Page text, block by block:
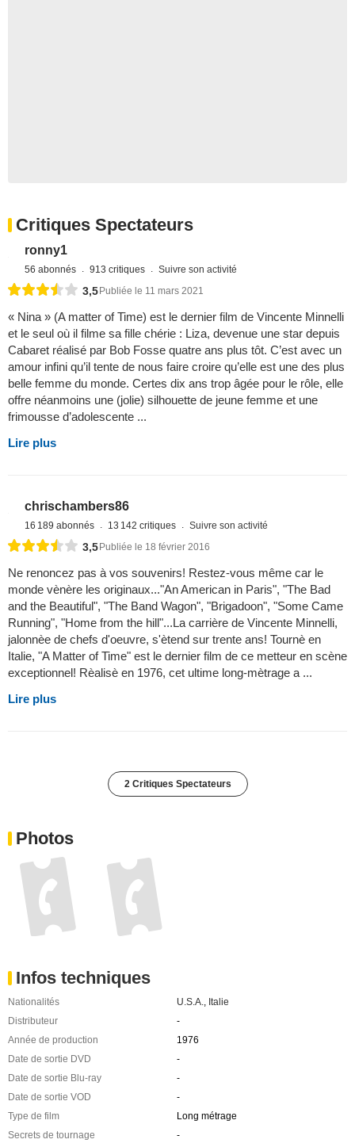
Critiques Spectateurs
ronny1
56 abonnés 913 critiques Suivre son activité
3,5 Publiée le 11 mars 2021
« Nina » (A matter of Time) est le dernier film de Vincente Minnelli
et le seul où il filme sa fille chérie : Liza, devenue une star depuis
Cabaret réalisé par Bob Fosse quatre ans plus tôt. C’est avec un
amour infini qu’il tente de nous faire croire qu’elle est une des plus
belle femme du monde. Certes dix ans trop âgée pour le rôle, elle
offre néanmoins une (jolie) silhouette de jeune femme et une
frimousse d’adolescente ...
Lire plus
chrischambers86
16 189 abonnés 13 142 critiques Suivre son activité
3,5 Publiée le 18 février 2016
Ne renoncez pas à vos souvenirs! Restez-vous même car le
monde vènère les originaux..."An American in Paris", "The Bad
and the Beautiful", "The Band Wagon", "Brigadoon", "Some Came
Running", "Home from the hill"...La carrière de Vincente Minnelli,
jalonnèe de chefs d'oeuvre, s'ètend sur trente ans! Tournè en
Italie, "A Matter of Time" est le dernier film de ce metteur en scène
exceptionnel! Rèalisè en 1976, cet ultime long-mètrage a ...
Lire plus
2 Critiques Spectateurs
Photos
Infos techniques
Nationalités U.S.A.
Italie
Distributeur
-
Année de production
1976
Date de sortie DVD
-
Date de sortie Blu-ray
-
Date de sortie VOD
-
Type de film
Long métrage
Secrets de tournage
-